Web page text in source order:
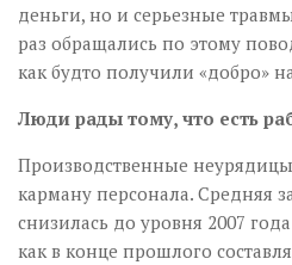
деньги, но и серьезные
раз обращались по этому
как будто получили «добро»
Люди рады тому, что есть
Производственные
карману персонала. Средняя
снизилась до уровня 2007
как в конце прошлого